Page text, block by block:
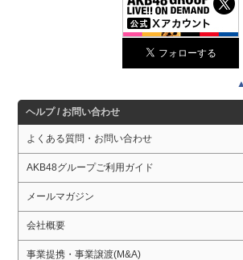
ヘルプ / お問い合わせ
よくある質問・お問い合わせ
AKB48グループご利用ガイド
メールマガジン
会社概要
事業提携・事業譲渡(M&A)